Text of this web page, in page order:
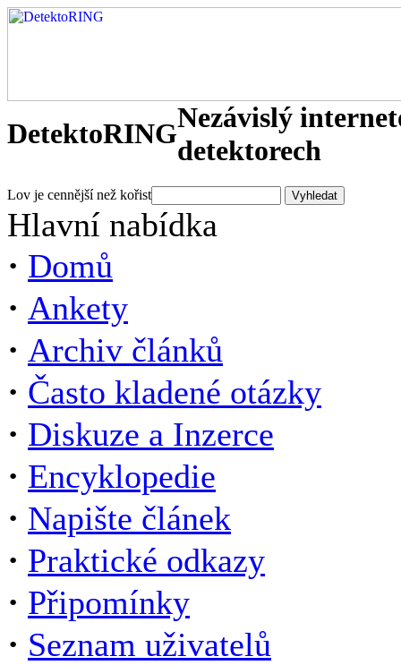
DetektoRINGNezávislý
detektorech
Lov je cennější než kořist
Hlavní nabídka
· Domů
· Ankety
· Archiv článků
· Často kladené otázky
· Diskuze a Inzerce
· Encyklopedie
· Napište článek
· Praktické odkazy
· Připomínky
· Seznam uživatelů